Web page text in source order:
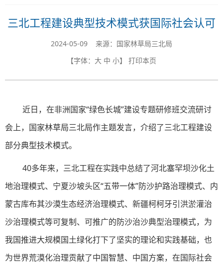
三北工程建设典型技术模式获国际社会认可
2024-05-09 来源：国家林草局三北局
【字体： 大 中 小】 打印本页
近日，在非洲国家“绿色长城”建设专题研修班交流研讨
会上，国家林草局三北局作主题发言，介绍了三北工程建设
部分典型技术模式。
40多年来，三北工程在实践中总结了河北塞罕坝沙化土
地治理模式、宁夏沙坡头区“五带一体”防沙护路治理模式、内
蒙古库布其沙漠生态经济治理模式、新疆柯柯牙引洪淤灌治
沙治理模式等可复制、可推广的防沙治沙典型治理模式，为
我国推进大规模国土绿化打下了坚实的理论和实践基础，也
为世界荒漠化治理贡献了中国智慧、中国方案，在国际社会